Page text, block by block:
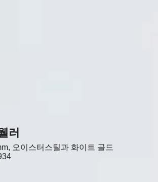
러
오이스터스틸과 화이트 골드